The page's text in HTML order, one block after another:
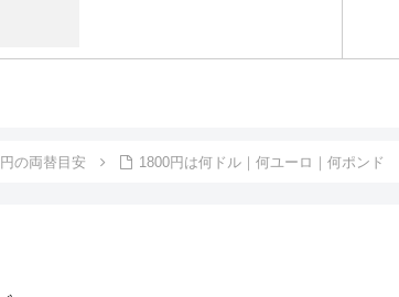
円の両替目安 1800円は何ドル｜何ユーロ｜何ポンド